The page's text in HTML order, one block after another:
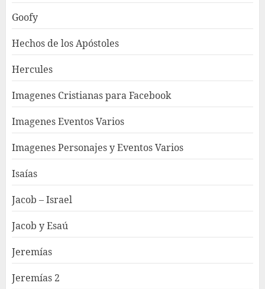
Goofy
Hechos de los Apóstoles
Hercules
Imagenes Cristianas para Facebook
Imagenes Eventos Varios
Imagenes Personajes y Eventos Varios
Isaías
Jacob – Israel
Jacob y Esaú
Jeremías
Jeremías 2